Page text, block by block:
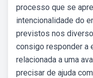
processo que se
intencionalidade do
previstos nos
consigo responder a
relacionada a uma
precisar de ajuda